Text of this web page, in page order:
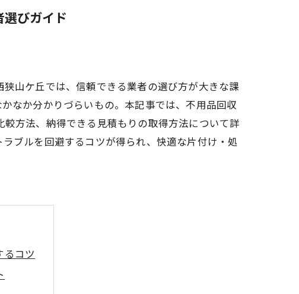
びガイド
山ケ丘では、信頼できる業者の選び方が大きな課
なか分かりづらいもの。本記事では、不用品回収
方法、納得できる見積もりの取得方法について詳
ブルを回避するコツが得られ、快適な片付け・処
るコツ